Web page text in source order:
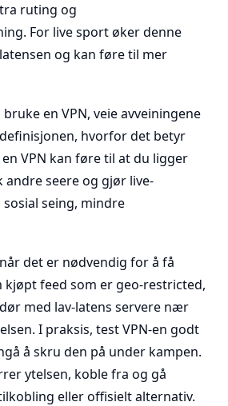
ruting og
For live sport øker denne
og kan føre til mer
en VPN, veie avveiningene
hvorfor det betyr
VPN kan føre til at du ligger
seere og gjør live-
seing, mindre
det er nødvendig for å få
feed som er geo-restricted,
med lav-latens servere nær
I praksis, test VPN-en godt
å skru den på under kampen.
ytelsen, koble fra og gå
eller offisielt alternativ.